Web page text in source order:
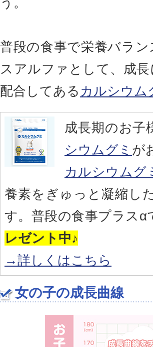
普段の食事で栄養バラ
スアルファとして、成
配合してある カルシウム
成長期のお子
シウムグミ が
カルシウムグ
養素をぎゅっと凝縮し
す。普段の食事プラスα
レゼント中♪
→詳しくはこちら
女の子の成長曲線